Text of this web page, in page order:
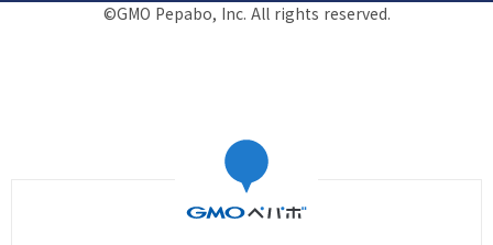
©GMO Pepabo, Inc. All rights reserved.